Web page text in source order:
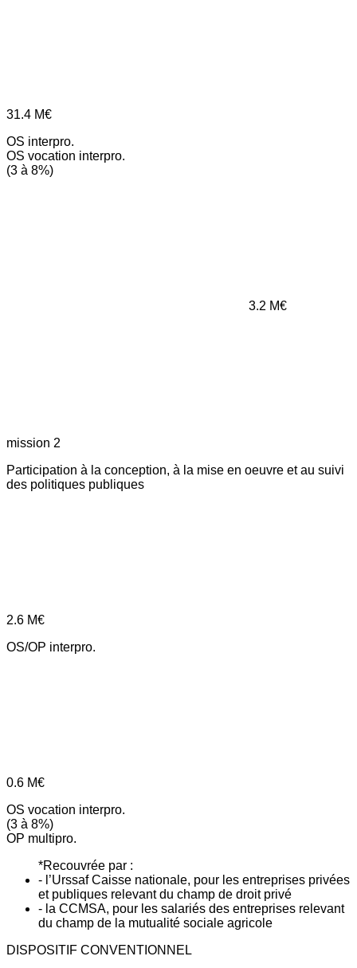
31.4 M€
OS interpro.
OS vocation interpro.
(3 à 8%)
3.2 M€
mission 2
Participation à la conception, à la mise en oeuvre et au suivi
des politiques publiques
2.6 M€
OS/OP interpro.
0.6 M€
OS vocation interpro.
(3 à 8%)
OP multipro.
*Recouvrée par :
- l’Urssaf Caisse nationale, pour les entreprises privées
et publiques relevant du champ de droit privé
- la CCMSA, pour les salariés des entreprises relevant
du champ de la mutualité sociale agricole
DISPOSITIF CONVENTIONNEL